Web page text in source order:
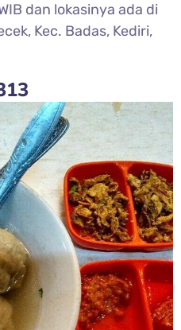
dan lokasinya ada di
Kec. Badas, Kediri,